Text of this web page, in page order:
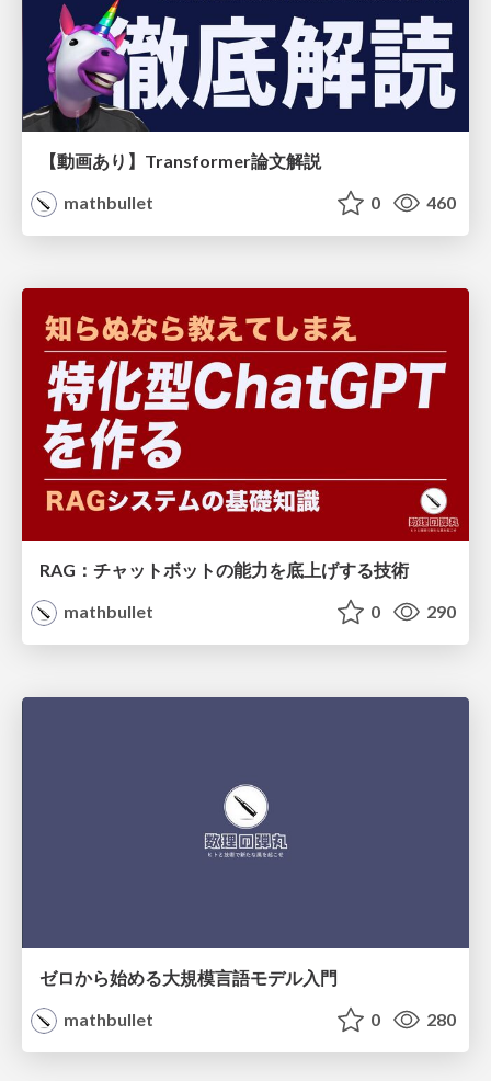
【動画あり】Transformer論文解説
mathbullet
0 460
RAG：チャットボットの能力を底上げする技術
mathbullet
0 290
ゼロから始める大規模言語モデル入門
mathbullet
0 280